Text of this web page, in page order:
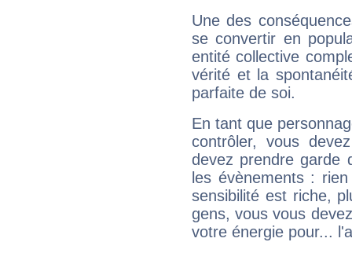
Une des
se convertir en
entité collective
vérité et la
parfaite de soi.
En tant que
contrôler, vous
devez prendre garde
les évènements :
sensibilité est riche,
gens, vous vous
votre énergie pour...